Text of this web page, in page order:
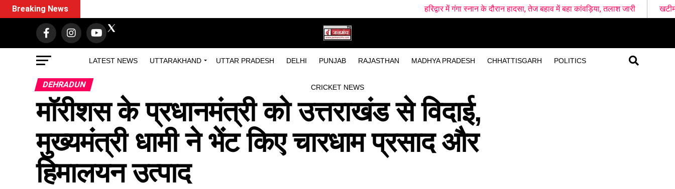
LATEST NEWS UTTARAKHAND UTTAR PRADESH DELHI PUNJAB RAJASTHAN MADHYA PRADESH CHHATTISGARH POLITICS
CRICKET NEWS
Breaking News हरिद्वार में गंगा स्नान के दौरान हादसा, तेज बहाव में बहा कांवड़िया, तलाश जारी खटीमा रेलवे स्टेशन के पास
DEHRADUN
मॉरीशस के प्रधानमंत्री को उत्तराखंड से विदाई,
मुख्यमंत्री धामी ने भेंट किए चारधाम प्रसाद और
हिमालयन उत्पाद